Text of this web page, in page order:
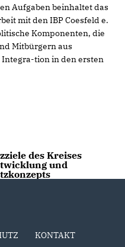
Aufgaben beinhaltet das
mit den IBP Coesfeld e.
Komponenten, die
Mitbürgern aus
tion in den ersten
des Kreises
und
KONTAKT